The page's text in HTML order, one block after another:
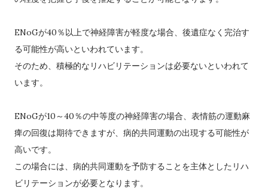
ENoGが40％以上で神経障害が軽度な場合、後遺症なく完治す
る可能性が高いといわれています。
そのため、積極的なリハビリテーションは必要ないといわれて
います。
ENoGが10～40％の中等度の神経障害の場合、表情筋の運動麻
痺の回復は期待できますが、病的共同運動の出現する可能性が
高いです。
この場合には、病的共同運動を予防することを主体としたリハ
ビリテーションが必要となります。